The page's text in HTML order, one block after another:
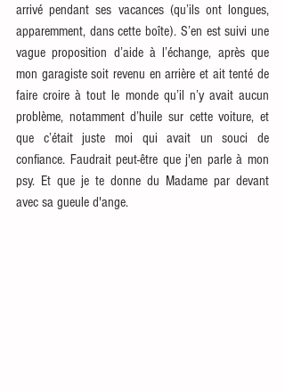
arrivé pendant ses vacances (qu’ils ont longues,
apparemment, dans cette boîte). S’en est suivi une
vague proposition d’aide à l’échange, après que
mon garagiste soit revenu en arrière et ait tenté de
faire croire à tout le monde qu’il n’y avait aucun
problème, notamment d’huile sur cette voiture, et
que c’était juste moi qui avait un souci de
confiance. Faudrait peut-être que j'en parle à mon
psy. Et que je te donne du Madame par devant
avec sa gueule d'ange.